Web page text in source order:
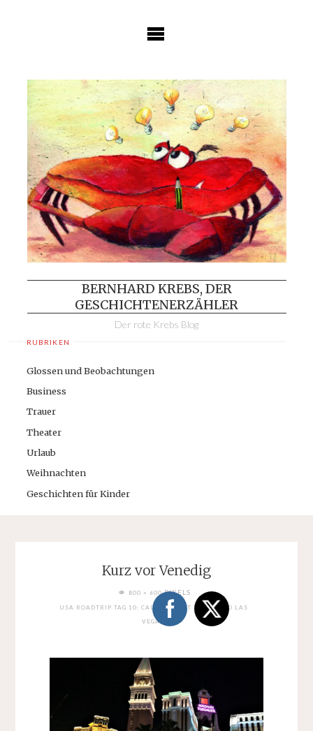
BERNHARD KREBS, DER
GESCHICHTENERZÄHLER
Der rote Krebs Blog
RUBRIKEN
Glossen und Beobachtungen
Business
Trauer
Theater
Urlaub
Weihnachten
Geschichten für Kinder
Kurz vor Venedig
FULL800 × 600PIXELS
USA ROADTRIP TAG 10: CALICO GHOST TOWN UND LAS
VEGAS